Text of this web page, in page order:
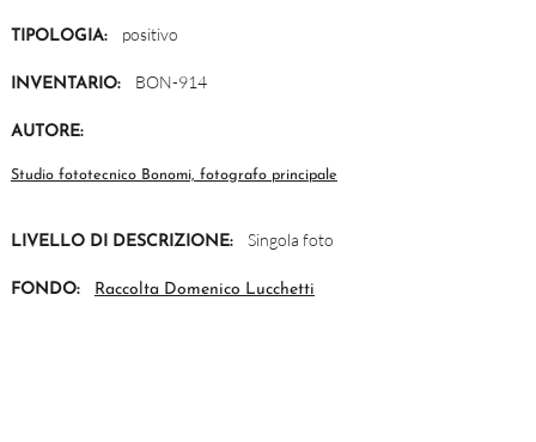
TIPOLOGIA: positivo
INVENTARIO: BON-914
AUTORE:
Studio fototecnico Bonomi, fotografo principale
LIVELLO DI DESCRIZIONE: Singola foto
FONDO: Raccolta Domenico Lucchetti